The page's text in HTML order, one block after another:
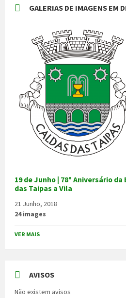
GALERIAS DE IMAGENS EM
19 de Junho | 78º Aniversário da
das Taipas a Vila
21 Junho, 2018
24 images
VER MAIS
AVISOS
Não existem avisos